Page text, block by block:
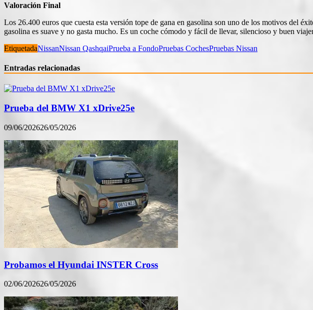
Valoración Final
Los 26.400 euros que cuesta esta versión tope de gana en gasolina son uno de los motivos del
gasolina es suave y no gasta mucho. Es un coche cómodo y fácil de llevar, silencioso y buen
EtiquetadaNissanNissan QashqaiPrueba a FondoPruebas CochesPruebas Nissan
Entradas relacionadas
Prueba del BMW X1 xDrive25e
09/06/202626/05/2026
Probamos el Hyundai INSTER Cross
02/06/202626/05/2026